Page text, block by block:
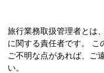
旅行業務取扱管理者とは
に関する責任者です。 こ
ご不明な点があれば、ご
い。